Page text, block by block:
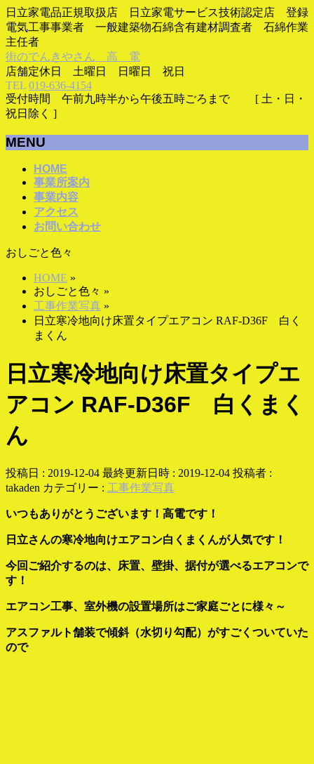
日立家電品正規取扱店 日立家電サービス技術認定店 登録
電気工事事業者 一般建築物石綿含有建材調査者 石綿作業
主任者
街のでんきやさん 高 電
店舗定休日 土曜日 日曜日 祝日
TEL 019-636-4154
受付時間 午前九時半から午後五時ごろまで [ 土・日・
祝日除く ]
MENU
ば
HOME
事業所案内
事業内容
アクセス
お問い合わせ
おしごと色々
HOME »
おしごと色々 »
工事作業写真 »
日立寒冷地向け床置タイプエアコン RAF-D36F 白く
まくん
日立寒冷地向け床置タイプエ
アコン RAF-D36F 白くまく
ん
投稿日 : 2019-12-04 最終更新日時 : 2019-12-04 投稿者 :
takaden カテゴリー : 工事作業写真
いつもありがとうございます！高電です！
日立さんの寒冷地向けエアコン白くまくんが人気です！
今回ご紹介するのは、床置、壁掛、据付が選べるエアコンで
す！
エアコン工事、室外機の設置場所はご家庭ごとに様々～
アスファルト舗装で傾斜（水切り勾配）がすごくついていた
ので